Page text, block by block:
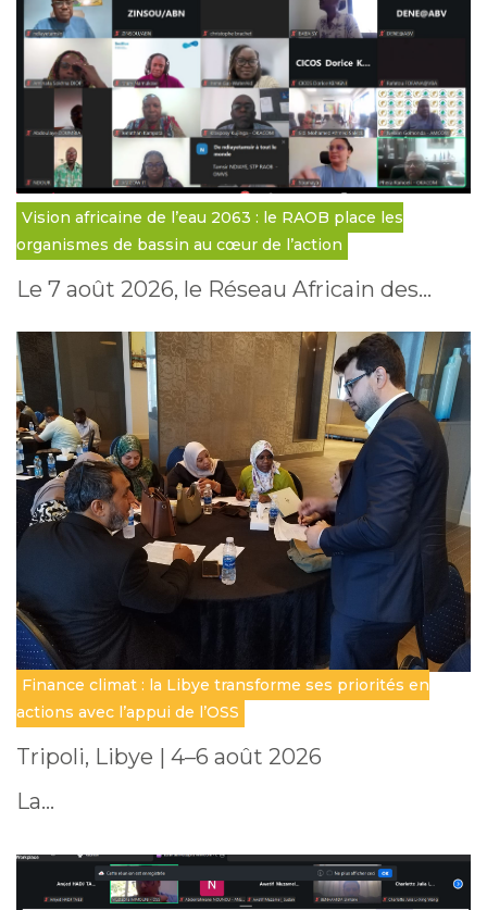
Vision africaine de l’eau 2063 : le RAOB place les
organismes de bassin au cœur de l’action
Le 7 août 2026, le Réseau Africain des…
Finance climat : la Libye transforme ses priorités en
actions avec l’appui de l’OSS
Tripoli, Libye | 4–6 août 2026
La…